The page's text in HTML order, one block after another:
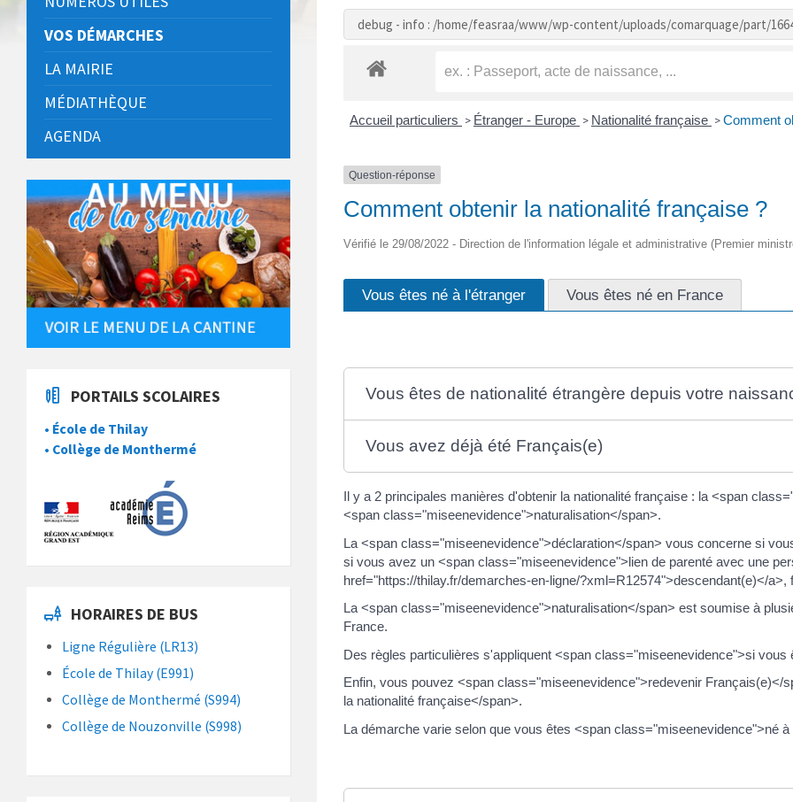
debug - info : /home/feasraa/www/wp-content/uploads/comarquage/part/
Accueil particuliers > Étranger - Europe > Nationalité française >Comment
Question-réponse
Comment obtenir la nationalité française ?
Vérifié le 29/08/2022 - Direction de l'information légale et administrative (Premier
Vous êtes né à l'étranger Vous êtes né en France
Vous êtes de nationalité étrangère depuis votre
Vous avez déjà été Français(e)
Il y a 2 principales manières d'obtenir la nationalité française : la <span
<span class="miseenevidence">naturalisation</span>.
La <span class="miseenevidence">déclaration</span> vous concerne si
si vous avez un <span class="miseenevidence">lien de parenté avec une
href="https://thilay.fr/demarches-en-ligne/?xml=R12574">descendant(e)</
La <span class="miseenevidence">naturalisation</span> est soumise à
France.
Des règles particulières s'appliquent <span class="miseenevidence">si
Enfin, vous pouvez <span class="miseenevidence">redevenir
la nationalité française</span>.
La démarche varie selon que vous êtes <span class="miseenevidence">né
VOS DÉMARCHES
LA MAIRIE
MÉDIATHÈQUE
AGENDA
PORTAILS SCOLAIRES
• École de Thilay
• Collège de Monthermé
HORAIRES DE BUS
Ligne Régulière (LR13)
École de Thilay (E991)
Collège de Monthermé (S994)
Collège de Nouzonville (S998)